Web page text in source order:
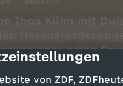
von ZDF,
Inga Kühn mit
über seine